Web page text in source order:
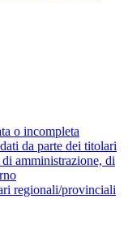
o incompleta
da parte dei titolari
amministrazione, di
regionali/provinciali